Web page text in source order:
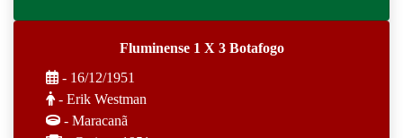
Fluminense 1 X 3 Botafogo
- 16/12/1951
- Erik Westman
- Maracanã